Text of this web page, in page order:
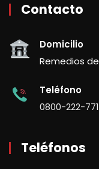
Contacto
Domicilio
Remedios
Teléfono
0800-222-
Teléfonos